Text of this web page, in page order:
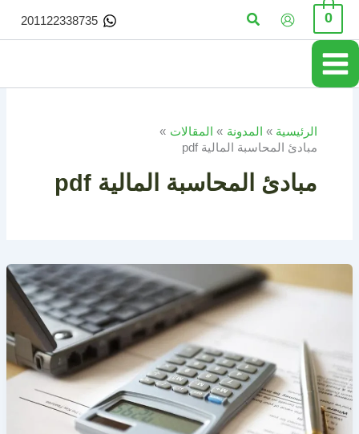
تخطي
المحتوى
0 البحث 201122338735
الرئيسية المدونة
المقالات
مبادئ المحاسبة المالية pdf
مبادئ المحاسبة المالية pdf